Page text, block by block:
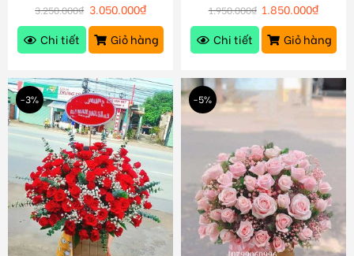
3.250.000₫ 3.050.000₫
Chi tiết
Giỏ hàng
1.950.000₫ 1.850.000₫
Chi tiết
Giỏ hàng
-3% -5%